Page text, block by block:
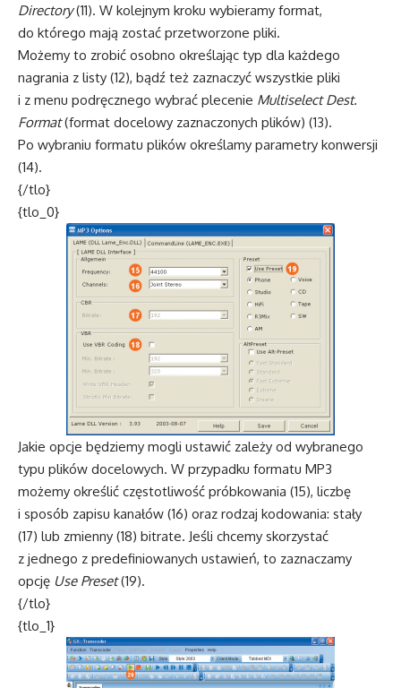
Directory(11). W kolejnym kroku wybieramy format,
do którego mają zostać przetworzone pliki.
Możemy to zrobić osobno określając typ dla każdego
nagrania z listy (12), bądź też zaznaczyć wszystkie pliki
i z menu podręcznego wybrać plecenie Multiselect Dest.
Format(format docelowy zaznaczonych plików) (13).
Po wybraniu formatu plików określamy parametry konwersji
(14).
{/tlo}
{tlo_0}
Jakie opcje będziemy mogli ustawić zależy od wybranego
typu plików docelowych. W przypadku formatu MP3
możemy określić częstotliwość próbkowania (15), liczbę
i sposób zapisu kanałów (16) oraz rodzaj kodowania: stały
(17) lub zmienny (18) bitrate. Jeśli chcemy skorzystać
z jednego z predefiniowanych ustawień, to zaznaczamy
opcję Use Preset(19).
{/tlo}
{tlo_1}